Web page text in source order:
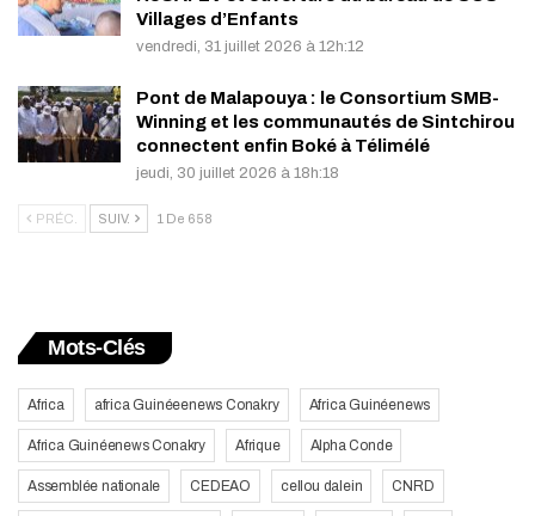
Villages d’Enfants
vendredi, 31 juillet 2026 à 12h:12
Pont de Malapouya : le Consortium SMB-
Winning et les communautés de Sintchirou
connectent enfin Boké à Télimélé
jeudi, 30 juillet 2026 à 18h:18
PRÉC. SUIV. 1 De 658
Mots-Clés
Africa africa Guinéeenews Conakry Africa Guinéenews
Africa Guinéenews Conakry Afrique Alpha Conde
Assemblée nationale CEDEAO cellou dalein CNRD